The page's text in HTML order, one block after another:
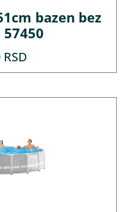
bazen bez
RSD